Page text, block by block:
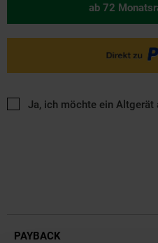
ab 72
Ja, ich möchte ein Altgerät
PAYBACK